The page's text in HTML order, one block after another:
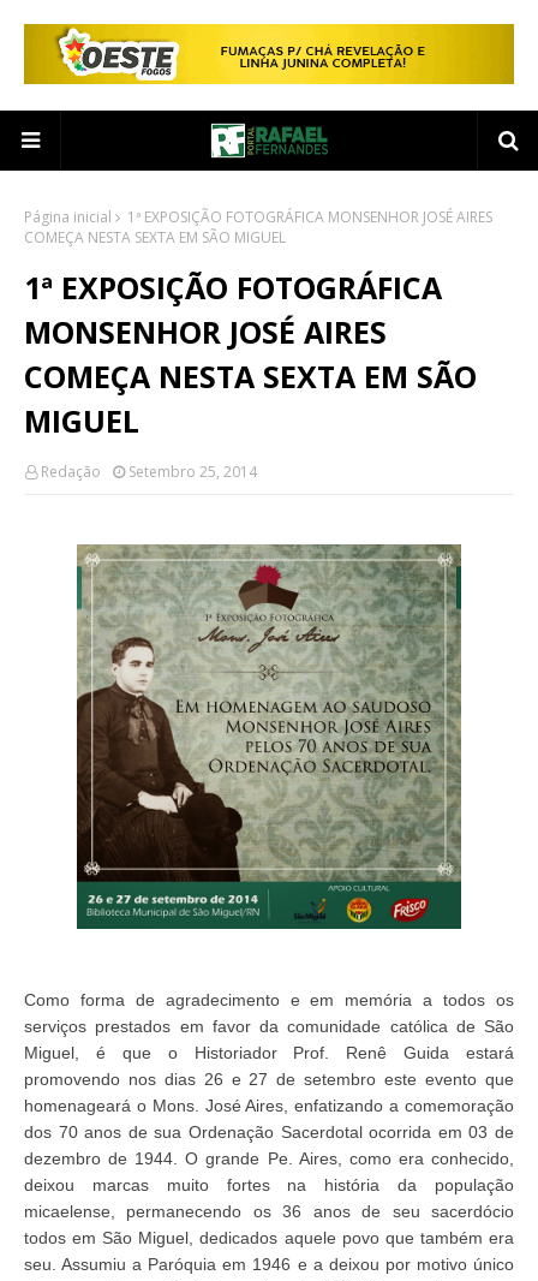
Página inicial
1ª EXPOSIÇÃO FOTOGRÁFICA MONSENHOR JOSÉ AIRES
COMEÇA NESTA SEXTA EM SÃO MIGUEL
1ª EXPOSIÇÃO FOTOGRÁFICA
MONSENHOR JOSÉ AIRES
COMEÇA NESTA SEXTA EM SÃO
MIGUEL
Redação Setembro 25, 2014
Como forma de agradecimento e em memória a todos os
serviços prestados em favor da comunidade católica de São
Miguel, é que o Historiador Prof. Renê Guida estará
promovendo nos dias 26 e 27 de setembro este evento que
homenageará o Mons. José Aires, enfatizando a comemoração
dos 70 anos de sua Ordenação Sacerdotal ocorrida em 03 de
dezembro de 1944. O grande Pe. Aires, como era conhecido,
deixou marcas muito fortes na história da população
micaelense, permanecendo os 36 anos de seu sacerdócio
todos em São Miguel, dedicados aquele povo que também era
seu. Assumiu a Paróquia em 1946 e a deixou por motivo único